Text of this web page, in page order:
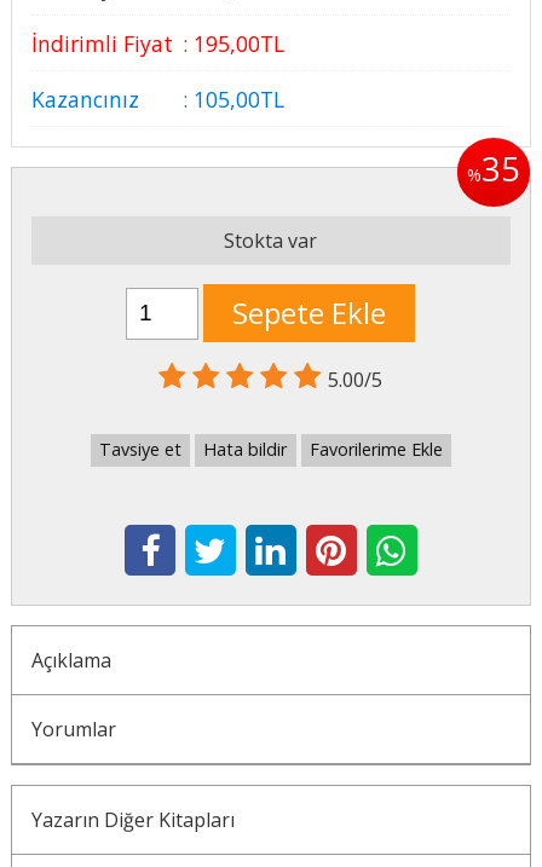
İndirimli Fiyat : 195,00TL
Kazancınız
: 105,00TL
%35
Stokta var
Sepete Ekle
5.00/5
Tavsiye et Hata bildir Favorilerime Ekle
Açıklama
Yorumlar
Yazarın Diğer Kitapları